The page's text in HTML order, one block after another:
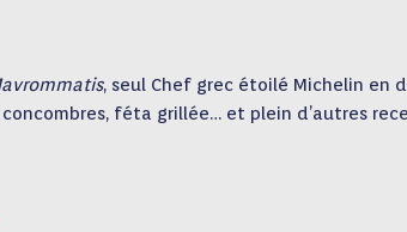
, seul Chef grec étoilé Michelin en
féta grillée… et plein d’autres